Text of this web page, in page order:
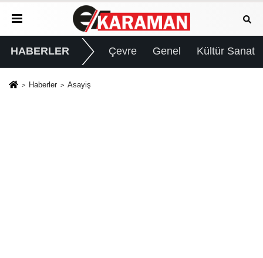
HABERLER Çevre Genel Kültür Sanat
Haberler Asayiş